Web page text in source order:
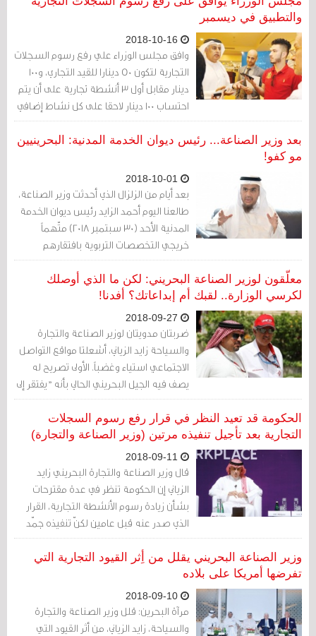
والتطبيق في ديسمبر
وافق مجلس الوزراء علي رفع رسوم السجلات
التجارية لتكون 50 دينارا للقيد التجاري، و100
دينار مقابل أول 3 أنشطة تجارية على أن يتم
احتساب 100 دينار لاحقا على كل نشاط إضافي
بعد الأنشطة الثلاثة الأولى
بعد وزير الصناعة... رئيس ديوان الخدمة المدنية: البحرينيين
مو كفو!
بعد أيام من الزلزال الذي أحدثت وزير الصناعة،
طالعنا اليوم أحمد الزايد رئيس ديوان الخدمة
المدنية الأحد (30 سبتمبر 2018) متّهماً
خريجي التخصصات التربوية بافتقارهم
(الكفاءة)
معلّقون لوزير الصناعة البحريني: لكن ما الذي أوصلك
لكرسي الوزارة.. لقبك أم إبداعاتك؟ أفدنا!
ضربتان مدويتان لوزير الصناعة والتجارة
والسياحة زايد الزياني، أشعلتا مواقع التواصل
الاجتماعي استياء وغضباً. الأولى تصريح له
يصف فيه الجيل البحريني الحالي بأنه "يفتقر إلى
الابتكار والإبداع"، والثانية ردّ الوزير على أحد
المواطنين على صفحته في الانستغرام أقل
ما يقال عنه أنه (قليل أدب).
الحكومة قد تعيد النظر في قرار رفع رسوم السجلات
التجارية بعد تأجيل تنفيذه مرتين (وزير الصناعة والتجارة)
قال وزير الصناعة والتجارة البحريني زايد
الزياني إن الحكومة تنظر في عدة مقترحات
بشأن زيادة رسوم الأنشطة التجارية، القرار
الذي صدر عنه قبل عامين لكنّ تنفيذه جمّد
حتى اليوم.
وزير الصناعة البحريني يقلل من أِثر القيود التجارية التي
تفرضها أمريكا على بلاده
مرآة البحرين: قلل وزير الصناعة والتجارة
والسياحة، زايد الزياني، من أثر القيود التي